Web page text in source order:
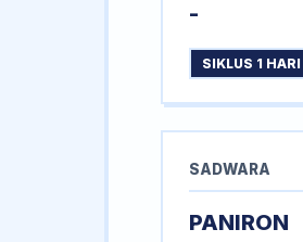
-
SIKLUS 1 HARI
SADWARA
PANIRON